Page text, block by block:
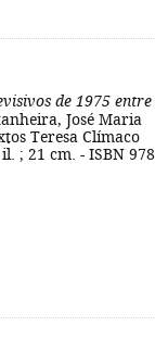
de 1975 entre
José Maria
Teresa Clímaco
; 21 cm. - ISBN